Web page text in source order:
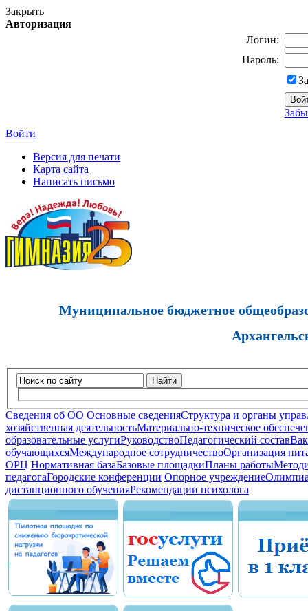
Закрыть
Авторизация
Логин:
Пароль:
Войти
Версия для печати
Карта сайта
Написать письмо
Муниципальное бюджетное
Найти
Сведения об ОО Основные сведенияСтруктура и органы
хозяйственная деятельностьМатериально-техническое
образовательные услугиРуководствоПедагогический состав
обучающихсяМеждународное сотрудничествоОрганизация
ОРЦ Нормативная базаБазовые площадкиПланы работы
педагогаГородские конференции Опорное учреждение
дистанционного обученияРекомендации психолога